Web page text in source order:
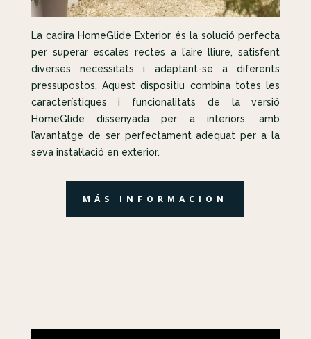
La cadira HomeGlide Exterior és la solució perfecta
per superar escales rectes a l’aire lliure, satisfent
diverses necessitats i adaptant-se a diferents
pressupostos. Aquest dispositiu combina totes les
característiques i funcionalitats de la versió
HomeGlide dissenyada per a interiors, amb
l’avantatge de ser perfectament adequat per a la
seva instal·lació en exterior.
MÁS INFORMACION